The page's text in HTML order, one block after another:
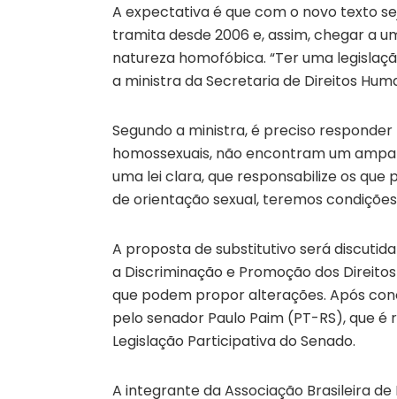
A expectativa é que com o novo texto
tramita desde 2006 e, assim, chegar a
natureza homofóbica. “Ter uma
a ministra da Secretaria de Direitos
Segundo a ministra, é preciso
homossexuais, não encontram um
uma lei clara, que responsabilize os
de orientação sexual, teremos
A proposta de substitutivo será
a Discriminação e Promoção dos
que podem propor alterações. Após
pelo senador Paulo Paim (PT-RS), que
Legislação Participativa do Senado.
A integrante da Associação Brasileira de